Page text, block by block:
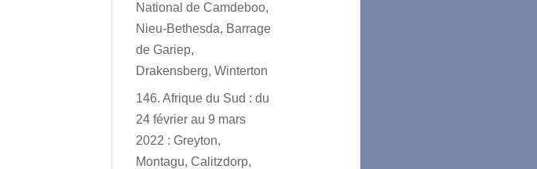
National de Camdeboo,
Nieu-Bethesda, Barrage
de Gariep,
Drakensberg, Winterton
146. Afrique du Sud : du
24 février au 9 mars
2022 : Greyton,
Montagu, Calitzdorp,